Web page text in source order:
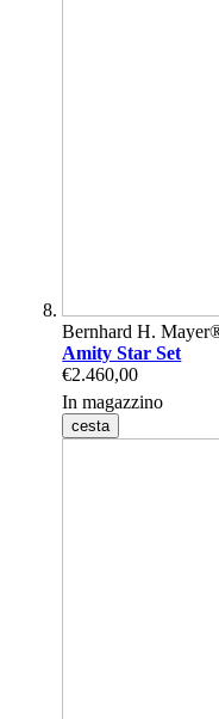
Bernhard H.
Amity Star Set
€2.460,00
In magazzino
cesta